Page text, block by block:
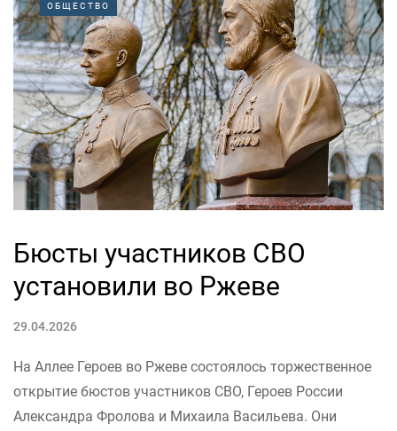
ОБЩЕСТВО
Бюсты участников СВО
установили во Ржеве
29.04.2026
На Аллее Героев во Ржеве состоялось торжественное
открытие бюстов участников СВО, Героев России
Александра Фролова и Михаила Васильева. Они